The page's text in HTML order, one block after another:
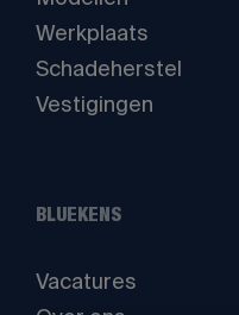
Werkplaats
Schadeherstel
Vestigingen
BLUEKENS
Vacatures